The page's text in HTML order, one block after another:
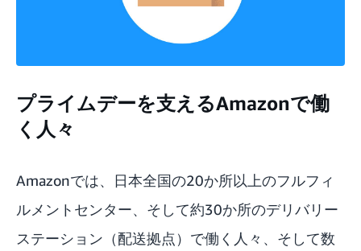
プライムデーを支えるAmazonで働
く人々
Amazonでは、日本全国の20か所以上のフルフィ
ルメントセンター、そして約30か所のデリバリー
ステーション（配送拠点）で働く人々、そして数